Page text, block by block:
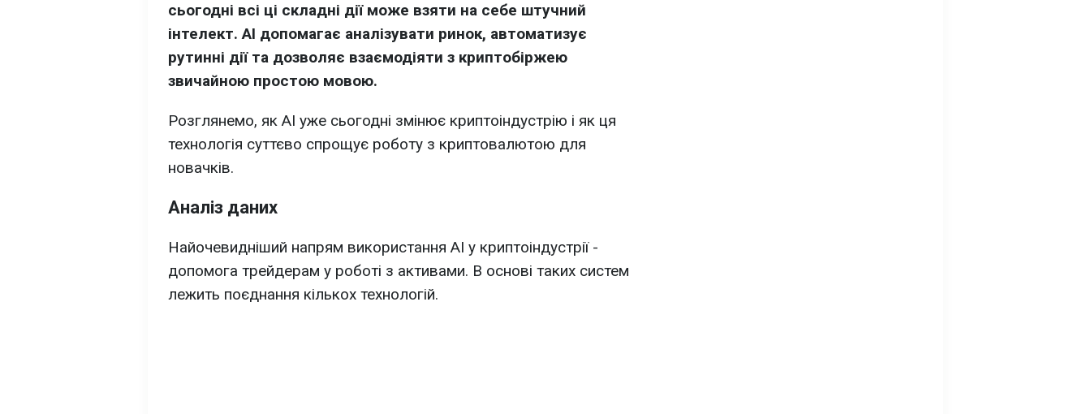
сьогодні всі ці складні дії може взяти на себе штучний
інтелект. AI допомагає аналізувати ринок, автоматизує
рутинні дії та дозволяє взаємодіяти з криптобіржею
звичайною простою мовою.
Розглянемо, як AI уже сьогодні змінює криптоіндустрію і як ця
технологія суттєво спрощує роботу з криптовалютою для
новачків.
Аналіз даних
Найочевидніший напрям використання AI у криптоіндустрії -
допомога трейдерам у роботі з активами. В основі таких систем
лежить поєднання кількох технологій.